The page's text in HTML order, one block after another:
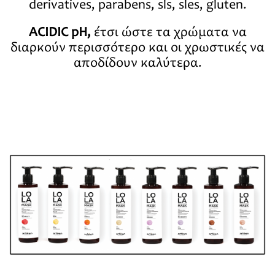
derivatives, parabens, sls, sles, gluten.
ACIDIC pH, έτσι ώστε τα χρώματα να
διαρκούν περισσότερο και οι χρωστικές να
αποδίδουν καλύτερα.